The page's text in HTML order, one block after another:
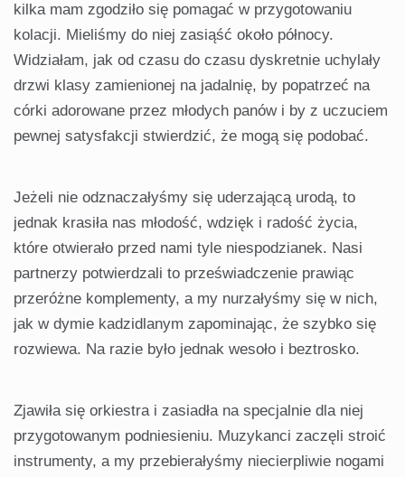
kilka mam zgodziło się pomagać w przygotowaniu
kolacji. Mieliśmy do niej zasiąść około północy.
Widziałam, jak od czasu do czasu dyskretnie uchylały
drzwi klasy zamienionej na jadalnię, by popatrzeć na
córki adorowane przez młodych panów i by z uczuciem
pewnej satysfakcji stwierdzić, że mogą się podobać.
Jeżeli nie odznaczałyśmy się uderzającą urodą, to
jednak krasiła nas młodość, wdzięk i radość życia,
które otwierało przed nami tyle niespodzianek. Nasi
partnerzy potwierdzali to przeświadczenie prawiąc
przeróżne komplementy, a my nurzałyśmy się w nich,
jak w dymie kadzidlanym zapominając, że szybko się
rozwiewa. Na razie było jednak wesoło i beztrosko.
Zjawiła się orkiestra i zasiadła na specjalnie dla niej
przygotowanym podniesieniu. Muzykanci zaczęli stroić
instrumenty, a my przebierałyśmy niecierpliwie nogami